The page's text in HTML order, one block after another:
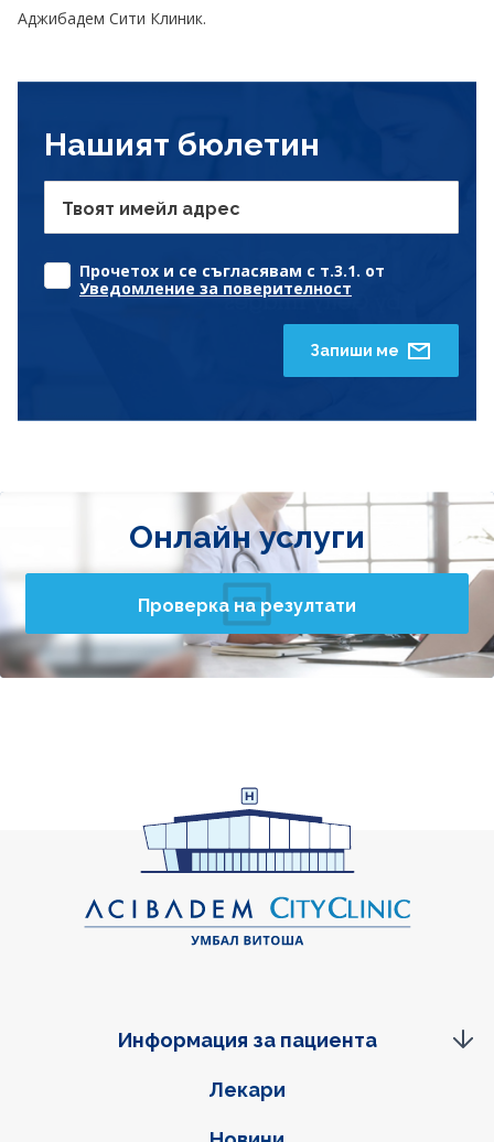
Аджибадем Сити Клиник.
Нашият бюлетин
Твоят имейл адрес
Прочетох и се съгласявам с т.3.1. от
Уведомление за поверителност
Запиши ме
Онлайн услуги
Проверка на резултати
Фуутер навигация
Лекари
Информация за пациента